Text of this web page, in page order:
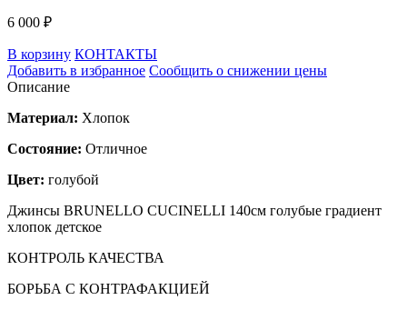
6 000 ₽
В корзину КОНТАКТЫ
Добавить в избранное Сообщить о снижении цены
Описание
Материал: Хлопок
Состояние: Отличное
Цвет: голубой
Джинсы BRUNELLO CUCINELLI 140см голубые градиент
хлопок детское
КОНТРОЛЬ КАЧЕСТВА
БОРЬБА С КОНТРАФАКЦИЕЙ